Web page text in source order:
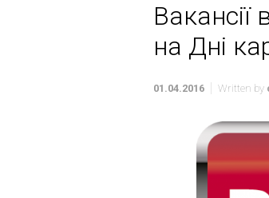
Вакансії
на Дні
01.04.2016 Written by